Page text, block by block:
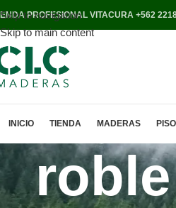
Skip to navigation
Skip to main content
PROFESIONAL VITACURA +562
INICIO TIENDA MADERAS